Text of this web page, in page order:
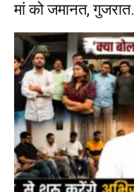
मां को जमानत,